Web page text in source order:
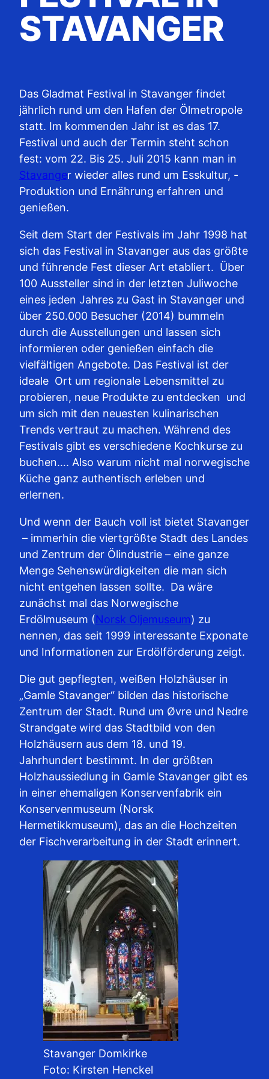
STAVANGER
Das Gladmat Festival in Stavanger findet
jährlich rund um den Hafen der Ölmetropole
statt. Im kommenden Jahr ist es das 17.
Festival und auch der Termin steht schon
fest: vom 22. Bis 25. Juli 2015 kann man in
Stavanger wieder alles rund um Esskultur, -
Produktion und Ernährung erfahren und
genießen.
Seit dem Start der Festivals im Jahr 1998 hat
sich das Festival in Stavanger aus das größte
und führende Fest dieser Art etabliert. Über
100 Aussteller sind in der letzten Juliwoche
eines jeden Jahres zu Gast in Stavanger und
über 250.000 Besucher (2014) bummeln
durch die Ausstellungen und lassen sich
informieren oder genießen einfach die
vielfältigen Angebote. Das Festival ist der
ideale Ort um regionale Lebensmittel zu
probieren, neue Produkte zu entdecken und
um sich mit den neuesten kulinarischen
Trends vertraut zu machen. Während des
Festivals gibt es verschiedene Kochkurse zu
buchen…. Also warum nicht mal norwegische
Küche ganz authentisch erleben und
erlernen.
Und wenn der Bauch voll ist bietet Stavanger
– immerhin die viertgrößte Stadt des Landes
und Zentrum der Ölindustrie – eine ganze
Menge Sehenswürdigkeiten die man sich
nicht entgehen lassen sollte. Da wäre
zunächst mal das Norwegische
Erdölmuseum (Norsk Oljemuseum) zu
nennen, das seit 1999 interessante Exponate
und Informationen zur Erdölförderung zeigt.
Die gut gepflegten, weißen Holzhäuser in
„Gamle Stavanger“ bilden das historische
Zentrum der Stadt. Rund um Øvre und Nedre
Strandgate wird das Stadtbild von den
Holzhäusern aus dem 18. und 19.
Jahrhundert bestimmt. In der größten
Holzhaussiedlung in Gamle Stavanger gibt es
in einer ehemaligen Konservenfabrik ein
Konservenmuseum (Norsk
Hermetikkmuseum), das an die Hochzeiten
der Fischverarbeitung in der Stadt erinnert.
Stavanger Domkirke
Foto: Kirsten Henckel